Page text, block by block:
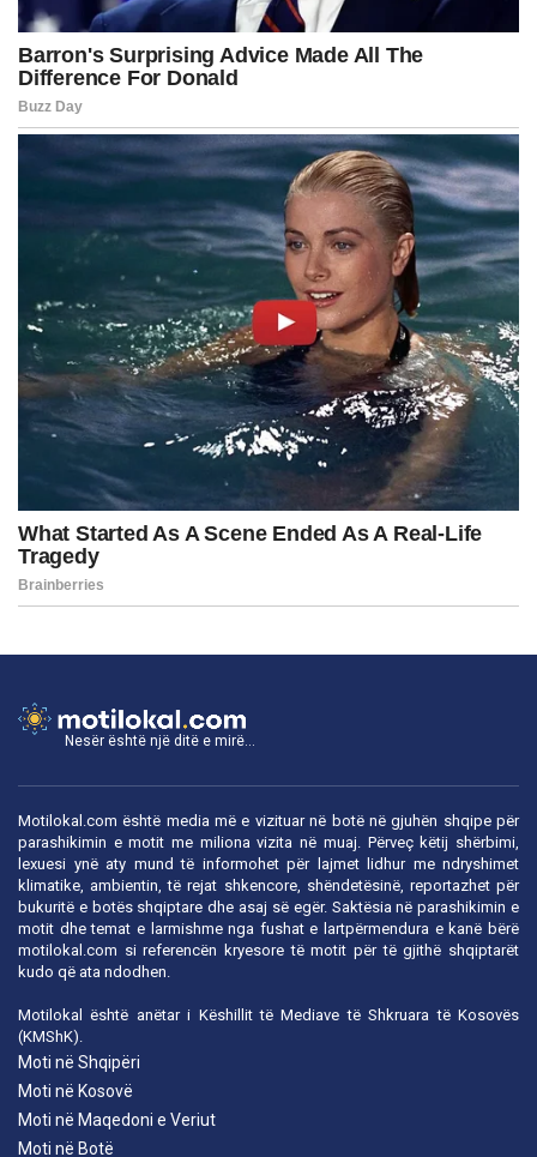
Nesër është një ditë e mirë...
Motilokal.com është media më e vizituar në botë në gjuhën shqipe për
parashikimin e motit me miliona vizita në muaj. Përveç këtij shërbimi,
lexuesi ynë aty mund të informohet për lajmet lidhur me ndryshimet
klimatike, ambientin, të rejat shkencore, shëndetësinë, reportazhet për
bukuritë e botës shqiptare dhe asaj së egër. Saktësia në parashikimin e
motit dhe temat e larmishme nga fushat e lartpërmendura e kanë bërë
motilokal.com si referencën kryesore të motit për të gjithë shqiptarët
kudo që ata ndodhen.
Motilokal është anëtar i Këshillit të Mediave të Shkruara të Kosovës
(KMShK).
Moti në Shqipëri
Moti në Kosovë
Moti në Maqedoni e Veriut
Moti në Botë